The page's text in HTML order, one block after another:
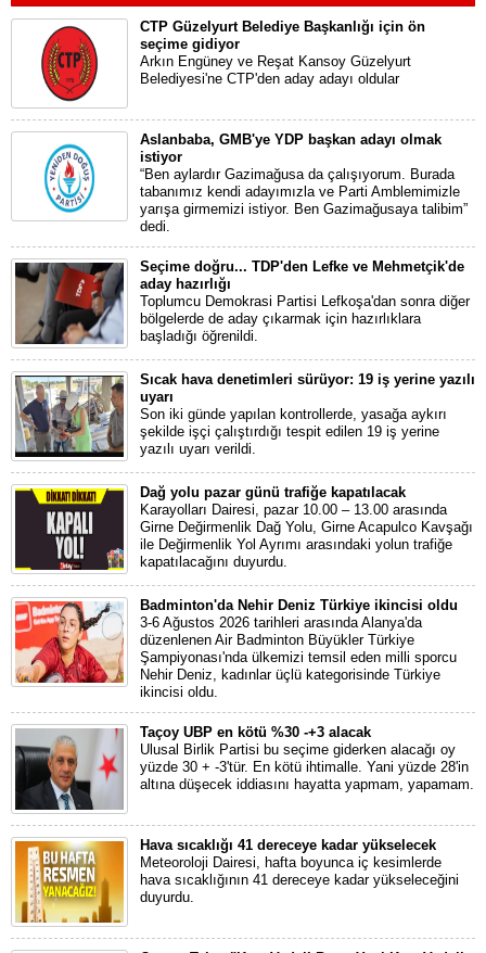
CTP Güzelyurt Belediye Başkanlığı için ön
seçime gidiyor
Arkın Engüney ve Reşat Kansoy Güzelyurt
Belediyesi'ne CTP'den aday adayı oldular
Aslanbaba, GMB'ye YDP başkan adayı olmak
istiyor
“Ben aylardır Gazimağusa da çalışıyorum. Burada
tabanımız kendi adayımızla ve Parti Amblemimizle
yarışa girmemizi istiyor. Ben Gazimağusaya talibim”
dedi.
Seçime doğru... TDP'den Lefke ve Mehmetçik'de
aday hazırlığı
Toplumcu Demokrasi Partisi Lefkoşa'dan sonra diğer
bölgelerde de aday çıkarmak için hazırlıklara
başladığı öğrenildi.
Sıcak hava denetimleri sürüyor: 19 iş yerine yazılı
uyarı
Son iki günde yapılan kontrollerde, yasağa aykırı
şekilde işçi çalıştırdığı tespit edilen 19 iş yerine
yazılı uyarı verildi.
Dağ yolu pazar günü trafiğe kapatılacak
Karayolları Dairesi, pazar 10.00 – 13.00 arasında
Girne Değirmenlik Dağ Yolu, Girne Acapulco Kavşağı
ile Değirmenlik Yol Ayrımı arasındaki yolun trafiğe
kapatılacağını duyurdu.
Badminton'da Nehir Deniz Türkiye ikincisi oldu
3-6 Ağustos 2026 tarihleri arasında Alanya'da
düzenlenen Air Badminton Büyükler Türkiye
Şampiyonası'nda ülkemizi temsil eden milli sporcu
Nehir Deniz, kadınlar üçlü kategorisinde Türkiye
ikincisi oldu.
Taçoy UBP en kötü %30 -+3 alacak
Ulusal Birlik Partisi bu seçime giderken alacağı oy
yüzde 30 + -3'tür. En kötü ihtimalle. Yani yüzde 28'in
altına düşecek iddiasını hayatta yapmam, yapamam.
Hava sıcaklığı 41 dereceye kadar yükselecek
Meteoroloji Dairesi, hafta boyunca iç kesimlerde
hava sıcaklığının 41 dereceye kadar yükseleceğini
duyurdu.